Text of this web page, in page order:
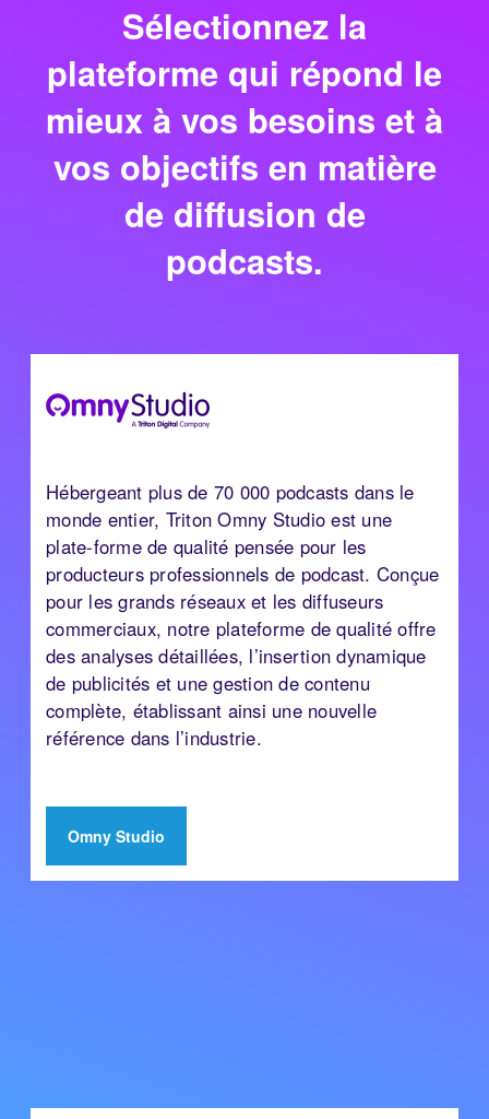
Sélectionnez la
plateforme qui répond le
mieux à vos besoins et à
vos objectifs en matière
de diffusion de
podcasts.
Hébergeant plus de 70 000 podcasts dans le
monde entier, Triton Omny Studio est une
plate-forme de qualité pensée pour les
producteurs professionnels de podcast. Conçue
pour les grands réseaux et les diffuseurs
commerciaux, notre plateforme de qualité offre
des analyses détaillées, l’insertion dynamique
de publicités et une gestion de contenu
complète, établissant ainsi une nouvelle
référence dans l’industrie.
Omny Studio